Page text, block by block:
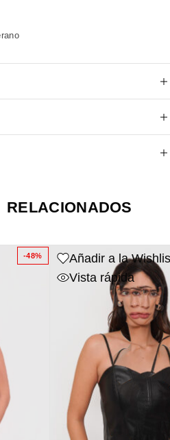
RELACIONADOS
-48%
Añadir a la
Vista rápida